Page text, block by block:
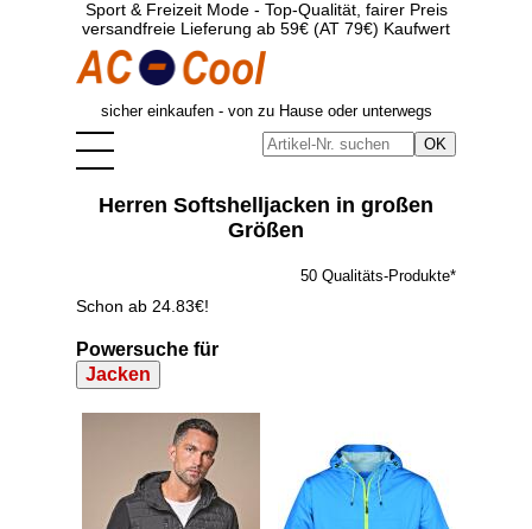
Sport & Freizeit Mode - Top-Qualität, fairer Preis
versandfreie Lieferung ab 59€ (AT 79€) Kaufwert
sicher einkaufen - von zu Hause oder unterwegs
Herren Softshelljacken in großen
Größen
50 Qualitäts-Produkte*
Schon ab 24.83€!
Powersuche für
Jacken